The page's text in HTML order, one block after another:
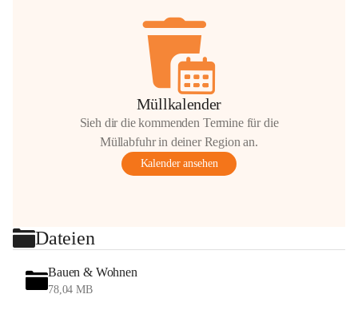
Müllkalender
Sieh dir die kommenden Termine für die
Müllabfuhr in deiner Region an.
Kalender ansehen
Dateien
Bauen & Wohnen
78,04 MB